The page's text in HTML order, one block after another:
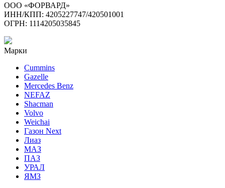
ООО «ФОРВАРД»
ИНН/КПП: 4205227747/420501001
ОГРН: 1114205035845
Марки
Cummins
Gazelle
Mercedes Benz
NEFAZ
Shacman
Volvo
Weichai
Газон Next
Лиаз
МАЗ
ПАЗ
УРАЛ
ЯМЗ